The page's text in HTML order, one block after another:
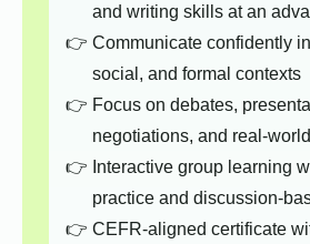
and writing skills at an
Communicate confidently
social, and formal contexts
Focus on debates,
negotiations, and real-
Interactive group learning
practice and discussion-
CEFR-aligned certificate